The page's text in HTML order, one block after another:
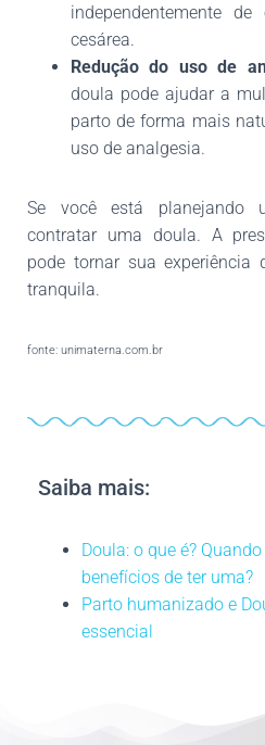
independentemente
cesárea.
Redução do uso de
doula pode ajudar a
parto de forma mais
uso de analgesia.
Se você está planejando
contratar uma doula. A
pode tornar sua
tranquila.
fonte: unimaterna.com.br
Saiba mais:
Doula: o que é?
benefícios de ter uma?
Parto humanizado e
essencial